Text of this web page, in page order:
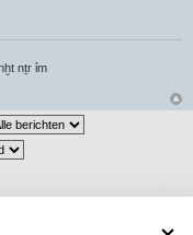
nṯr ỉm